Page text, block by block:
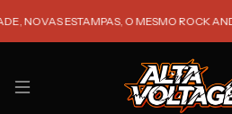
ESTAMPAS, O MESMO ROCK AND ROLL